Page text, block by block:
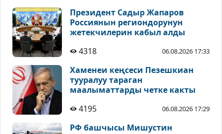
Президент Садыр Жапаров
Россиянын региондорунун
жетекчилерин кабыл алды
4318
06.08.2026 17:33
Хаменеи кеңсеси Пезешкиан
тууралуу тараган
маалыматтарды четке какты
4195
06.08.2026 17:29
РФ башчысы Мишустин